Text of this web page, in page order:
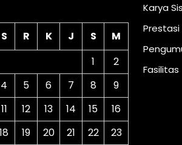
S R K J S
M
1
2
4 5 6 7 8
9
11 12 13 14 15
16
18 19 20 21 22 23
Karya
Prestasi
Fasilitas